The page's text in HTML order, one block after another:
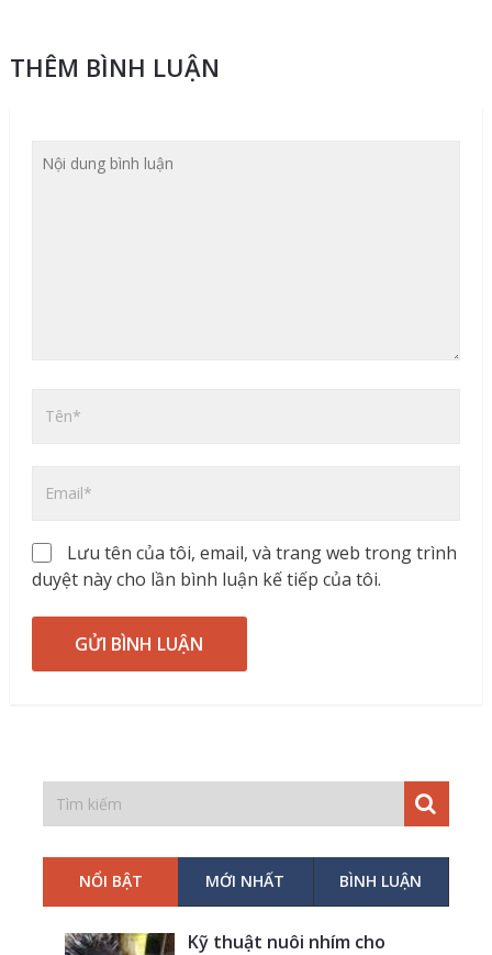
THÊM BÌNH LUẬN
Lưu tên của tôi, email, và trang web trong trình
duyệt này cho lần bình luận kế tiếp của tôi.
NỔI BẬT MỚI NHẤT BÌNH LUẬN
Kỹ thuật nuôi nhím cho